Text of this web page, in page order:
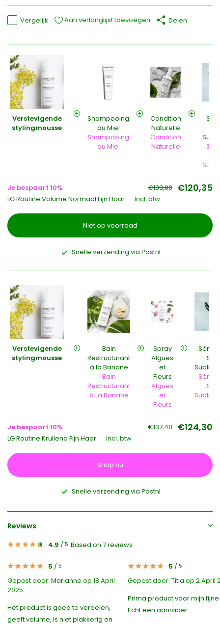
Vergelijk Aan verlanglijst toevoegen Delen
Verstevigende
stylingmousse
Shampooing
au Miel
Shampooing
au Miel
Condition
Naturelle
Condition
Naturelle
Je bespaart 10% €133,00 €120,35
LG Routine Volume Normaal Fijn Haar Incl. btw
Niet op voorraad
Snelle verzending via Postnl
Verstevigende
stylingmousse
Bain
Restructurant
à la Banane
Bain
Restructurant
à La Banane
Spray
Algues
et
Fleurs
Algues
et
Fleurs
Je bespaart 10% €137,40 €124,30
LG Routine Krullend Fijn Haar Incl. btw
Shop nu
Snelle verzending via Postnl
Reviews
4.9 / 5 Based on 7 reviews
5 / 5
Gepost door: Marianne op 18 April
2025
Het product is goed te verdelen,
geeft volume, is niet plakkerig en
5 / 5
Gepost door: Titia op 2 April
Prima product voor mijn
Echt een aanrader